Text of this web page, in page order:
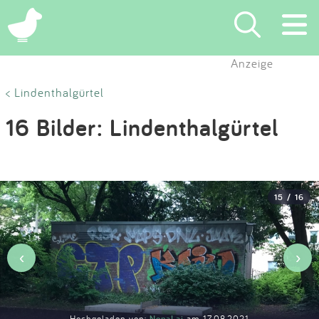
×
Eintragen
Blog
Partner
Kontakt
Anzeige
< Lindenthalgürtel
16 Bilder: Lindenthalgürtel
15 / 16
‹ ›